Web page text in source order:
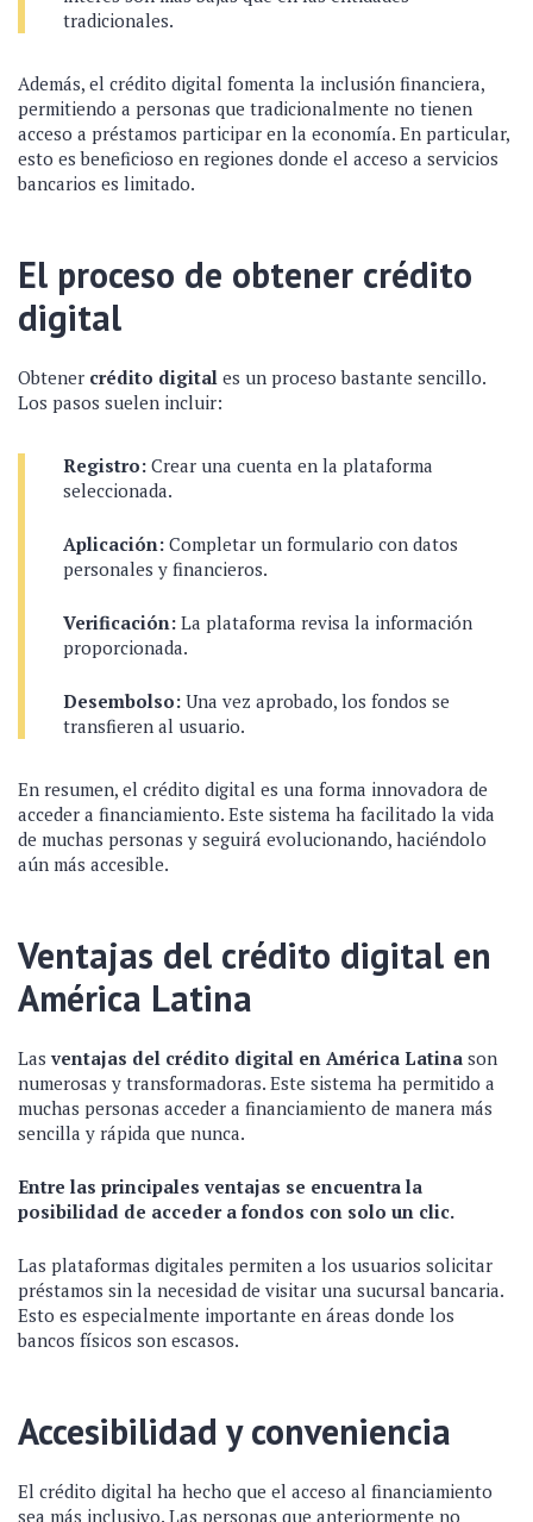
tradicionales.
Además, el crédito digital fomenta la inclusión financiera,
permitiendo a personas que tradicionalmente no tienen
acceso a préstamos participar en la economía. En particular,
esto es beneficioso en regiones donde el acceso a servicios
bancarios es limitado.
El proceso de obtener crédito
digital
Obtener crédito digital es un proceso bastante sencillo.
Los pasos suelen incluir:
Registro: Crear una cuenta en la plataforma
seleccionada.
Aplicación: Completar un formulario con datos
personales y financieros.
Verificación: La plataforma revisa la información
proporcionada.
Desembolso: Una vez aprobado, los fondos se
transfieren al usuario.
En resumen, el crédito digital es una forma innovadora de
acceder a financiamiento. Este sistema ha facilitado la vida
de muchas personas y seguirá evolucionando, haciéndolo
aún más accesible.
Ventajas del crédito digital en
América Latina
Las ventajas del crédito digital en América Latina son
numerosas y transformadoras. Este sistema ha permitido a
muchas personas acceder a financiamiento de manera más
sencilla y rápida que nunca.
Entre las principales ventajas se encuentra la
posibilidad de acceder a fondos con solo un clic.
Las plataformas digitales permiten a los usuarios solicitar
préstamos sin la necesidad de visitar una sucursal bancaria.
Esto es especialmente importante en áreas donde los
bancos físicos son escasos.
Accesibilidad y conveniencia
El crédito digital ha hecho que el acceso al financiamiento
sea más inclusivo. Las personas que anteriormente no